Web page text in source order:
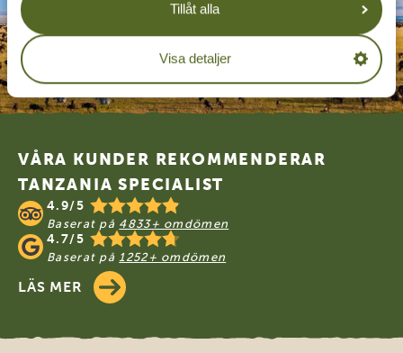
Tillåt alla
Visa detaljer
Footer
VÅRA KUNDER REKOMMENDERAR
TANZANIA SPECIALIST
4.9/5
Baserat på 4833+ omdömen
4.7/5
Baserat på 1252+ omdömen
LÄS MER